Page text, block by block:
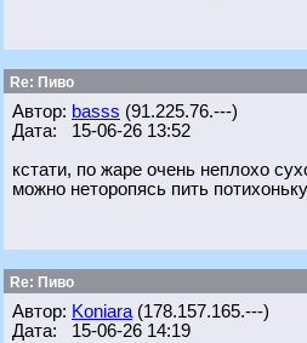
Re: Пиво
Автор: basss (91.225.76.---)
Дата: 15-06-26 13:52
кстати, по жаре очень неплохо
можно неторопясь пить
Re: Пиво
Автор: Koniara (178.157.165.---)
Дата: 15-06-26 14:19